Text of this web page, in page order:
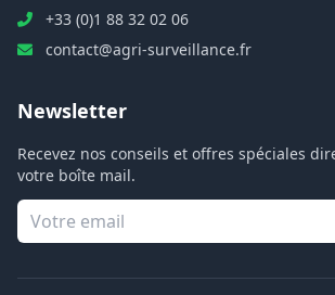
+33 (0)1 88 32 02 06
contact@agri-surveillance.fr
Newsletter
Recevez nos conseils et offres spéciales
votre boîte mail.